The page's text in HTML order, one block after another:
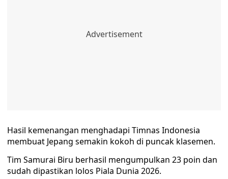
Hasil kemenangan menghadapi Timnas Indonesia
membuat Jepang semakin kokoh di puncak klasemen.
Tim Samurai Biru berhasil mengumpulkan 23 poin dan
sudah dipastikan lolos Piala Dunia 2026.